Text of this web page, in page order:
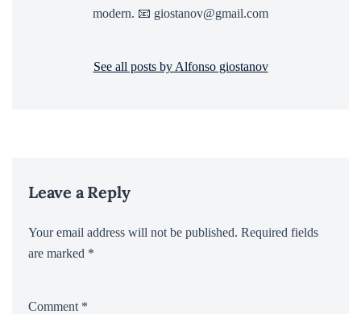
modern. 📧 giostanov@gmail.com
See all posts by Alfonso giostanov
Leave a Reply
Your email address will not be published. Required fields
are marked *
Comment *